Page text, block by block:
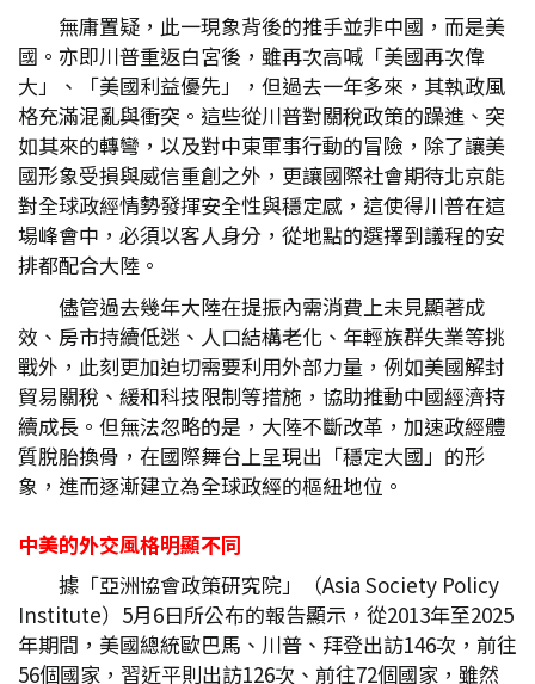
無庸置疑，此一現象背後的推手並非中國，而是美
國。亦即川普重返白宮後，雖再次高喊「美國再次偉
大」、「美國利益優先」，但過去一年多來，其執政風
格充滿混亂與衝突。這些從川普對關稅政策的躁進、突
如其來的轉彎，以及對中東軍事行動的冒險，除了讓美
國形象受損與威信重創之外，更讓國際社會期待北京能
對全球政經情勢發揮安全性與穩定感，這使得川普在這
場峰會中，必須以客人身分，從地點的選擇到議程的安
排都配合大陸。
儘管過去幾年大陸在提振內需消費上未見顯著成
效、房市持續低迷、人口結構老化、年輕族群失業等挑
戰外，此刻更加迫切需要利用外部力量，例如美國解封
貿易關稅、緩和科技限制等措施，協助推動中國經濟持
續成長。但無法忽略的是，大陸不斷改革，加速政經體
質脫胎換骨，在國際舞台上呈現出「穩定大國」的形
象，進而逐漸建立為全球政經的樞紐地位。
中美的外交風格明顯不同
據「亞洲協會政策研究院」（Asia Society Policy
Institute）5月6日所公布的報告顯示，從2013年至2025
年期間，美國總統歐巴馬、川普、拜登出訪146次，前往
56個國家，習近平則出訪126次、前往72個國家，雖然